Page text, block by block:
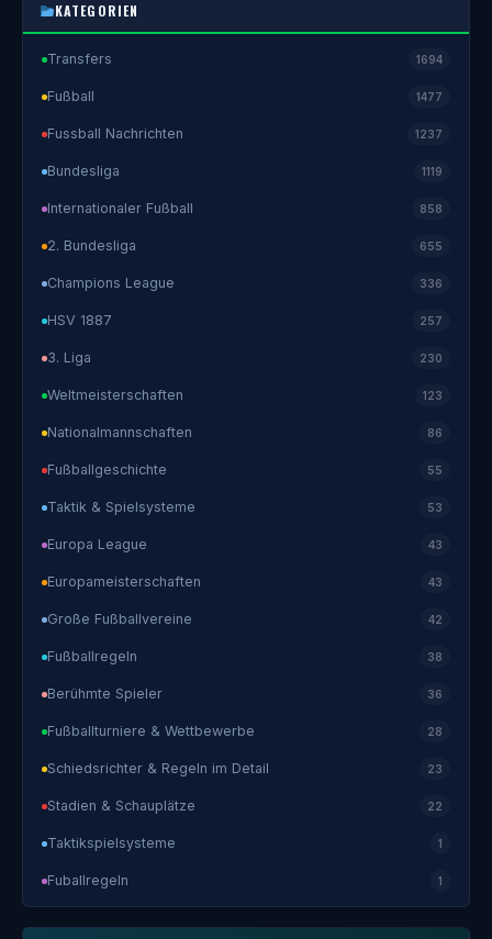
KATEGORIEN
Transfers 1694
Fußball 1477
Fussball Nachrichten 1237
Bundesliga 1119
Internationaler Fußball 858
2. Bundesliga 655
Champions League 336
HSV 1887 257
3. Liga 230
Weltmeisterschaften 123
Nationalmannschaften 86
Fußballgeschichte 55
Taktik & Spielsysteme 53
Europa League 43
Europameisterschaften 43
Große Fußballvereine 42
Fußballregeln 38
Berühmte Spieler 36
Fußballturniere & Wettbewerbe 28
Schiedsrichter & Regeln im Detail 23
Stadien & Schauplätze 22
Taktikspielsysteme 1
Fuballregeln 1